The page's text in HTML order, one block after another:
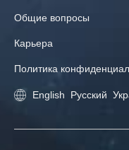
Общие вопросы
Карьера
Политика
English Русский